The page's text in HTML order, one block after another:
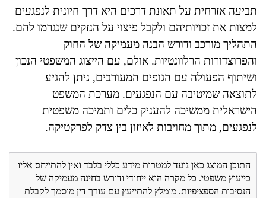
תביעה אזרחית על תאונת דרכים היא דרך חיונית לנפגעים
למצות את זכויותיהם ולקבל פיצוי על הנזקים שנגרמו להם.
התהליך מורכב ודורש הבנה מעמיקה של החוק
והפרוצדורות הרלוונטיות. אולם, עם הייצוג המשפטי הנכון
ושיתוף הפעולה עם הגופים המעורבים, ניתן להגיע
לתוצאה שמיטיבה עם הנפגעים. מערכת המשפט
הישראלית ממשיכה להעניק כלים ותמיכה משפטית
לנפגעים, מתוך מחויבות לאיזון בין צדק לפרקטיקה.
התוכן המוצג כאן נועד למטרות מידע כללי בלבד ואין להתייחס אליו
כייעוץ משפטי. כל מקרה הוא ייחודי ודורש בחינה מעמיקה של
הנסיבות הספציפיות. מומלץ להתייעץ עם עורך דין מוסמך לקבלת